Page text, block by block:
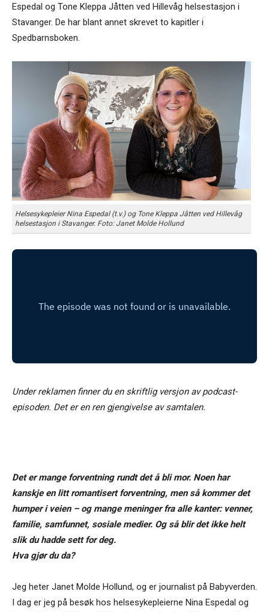
Espedal og Tone Kleppa Jåtten ved Hillevåg helsestasjon i
Stavanger. De har blant annet skrevet to kapitler i
Spedbarnsboken.
Helsesykepleier Nina Espedal (t.v.) og Tone Kleppa Jåtten ved Hillevåg
helsestasjon i Stavanger. Foto: Janet Molde Hollund
Under reklamen finner du en skriftlig versjon av podcast-
episoden. Det er en ren gjengivelse av samtalen.
Det er mange forventning rundt det å bli mor. Noen har
kanskje en litt romantisert forventning, men så kommer det
humper i veien – og mange meninger fra alle kanter: venner,
familie, samfunnet, sosiale medier. Og så blir det ikke helt
slik du hadde sett for deg.
Hva gjør du da?
Jeg heter Janet Molde Hollund, og er journalist på Babyverden.
I dag er jeg på besøk hos helsesykepleierne Nina Espedal og